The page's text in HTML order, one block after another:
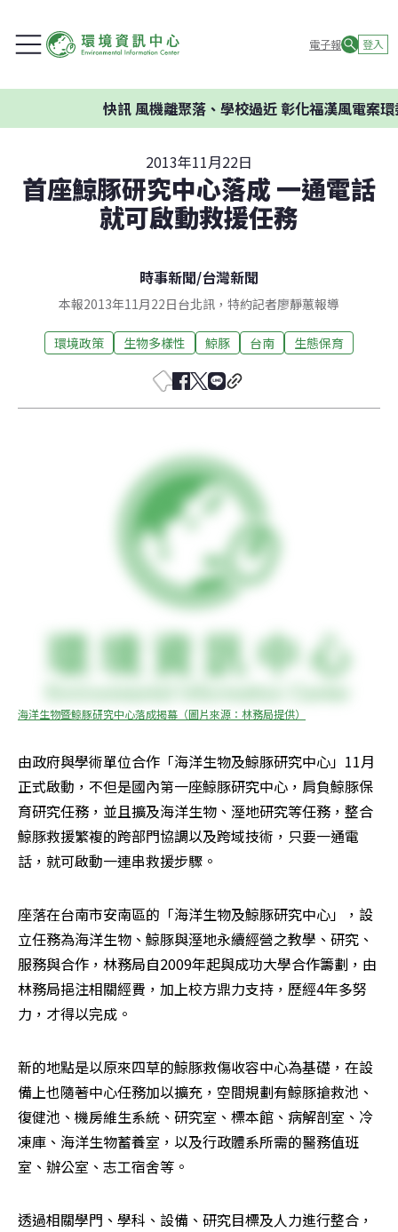
電子報 登入
風機離聚落、學校過近 彰化福漢風電案環委建
2013年11月22日
首座鯨豚研究中心落成 一通電話
就可啟動救援任務
時事新聞/台灣新聞
本報2013年11月22日台北訊，特約記者廖靜蕙報導
環境政策 生物多樣性 鯨豚 台南 生態保育
海洋生物暨鯨豚研究中心落成揭幕（圖片來源：林務局提供）
由政府與學術單位合作「海洋生物及鯨豚研究中心」11月
正式啟動，不但是國內第一座鯨豚研究中心，肩負鯨豚保
育研究任務，並且擴及海洋生物、溼地研究等任務，整合
鯨豚救援繁複的跨部門協調以及跨域技術，只要一通電
話，就可啟動一連串救援步驟。
座落在台南市安南區的「海洋生物及鯨豚研究中心」，設
立任務為海洋生物、鯨豚與溼地永續經營之教學、研究、
服務與合作，林務局自2009年起與成功大學合作籌劃，由
林務局挹注相關經費，加上校方鼎力支持，歷經4年多努
力，才得以完成。
新的地點是以原來四草的鯨豚救傷收容中心為基礎，在設
備上也隨著中心任務加以擴充，空間規劃有鯨豚搶救池、
復健池、機房維生系統、研究室、標本館、病解剖室、冷
凍庫、海洋生物蓄養室，以及行政體系所需的醫務值班
室、辦公室、志工宿舍等。
透過相關學門、學科、設備、研究目標及人力進行整合，